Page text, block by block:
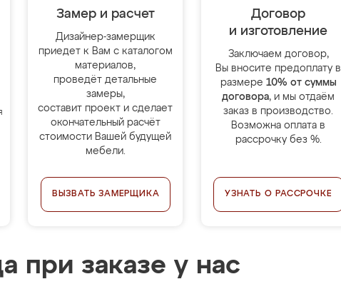
Замер и расчет
Дизайнер-замерщик
приедет к Вам с каталогом
материалов,
проведёт детальные
замеры,
составит проект и сделает
окончательный расчёт
стоимости Вашей будущей
мебели.
ВЫЗВАТЬ ЗАМЕРЩИКА
Договор
и изготовление
Заключаем договор,
Вы вносите предоплату в
размере 10% от суммы
договора, и мы отдаём
заказ в производство.
Возможна оплата в
рассрочку без %.
УЗНАТЬ О РАССРОЧКЕ
при заказе у нас